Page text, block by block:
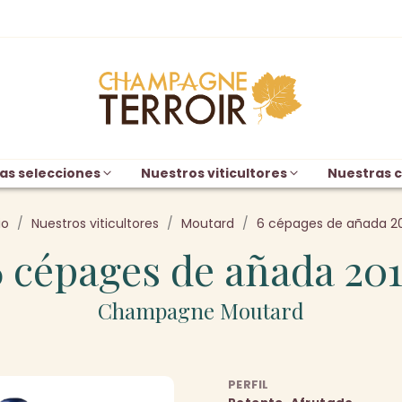
selecciones Nuestros viticultores Nuestras
Nuestros viticultores Moutard 6 cépages de añada
cépages de añada
Champagne Moutard
PERFIL